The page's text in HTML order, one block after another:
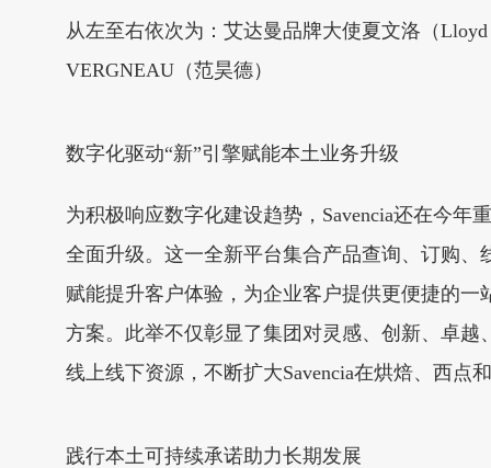
从左至右依次为：艾达曼品牌大使夏文洛（
VERGNEAU（范昊德）
数字化驱动“新”引擎赋能本土业务升级
为积极响应数字化建设趋势，Savencia还在今
全面升级。这一全新平台集合产品查询、订购
赋能提升客户体验，为企业客户提供更便捷的
方案。此举不仅彰显了集团对灵感、创新、卓
线上线下资源，不断扩大Savencia在烘焙、西点
践行本土可持续承诺助力长期发展